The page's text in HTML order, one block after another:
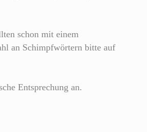
schon mit einem
an Schimpfwörtern bitte auf
Entsprechung an.